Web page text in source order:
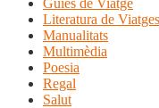
Guies de Viatge
Literatura de Viatges
Manualitats
Multimèdia
Poesia
Regal
Salut